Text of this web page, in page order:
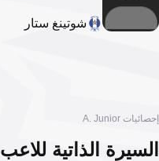
شوتينغ ستار
إحصائيات A. Junior
السيرة الذاتية للاعب